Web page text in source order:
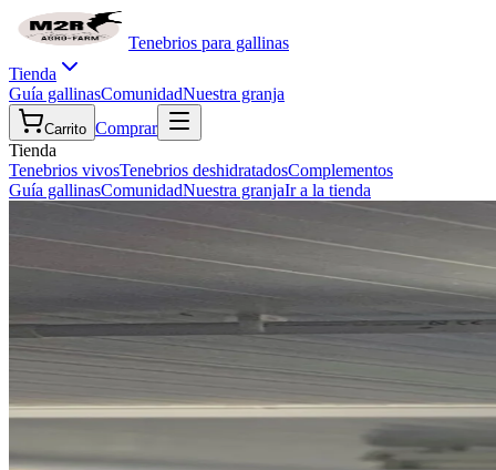
Tenebrios para gallinas
Tienda
Guía gallinasComunidadNuestra granja
Carrito Comprar
Tienda
Tenebrios vivosTenebrios deshidratadosComplementos
Guía gallinasComunidadNuestra granjaIr a la tienda